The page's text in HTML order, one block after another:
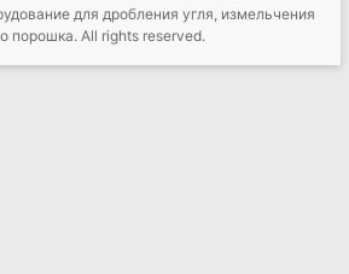
для дробления угля, измельчения
порошка. All rights reserved.